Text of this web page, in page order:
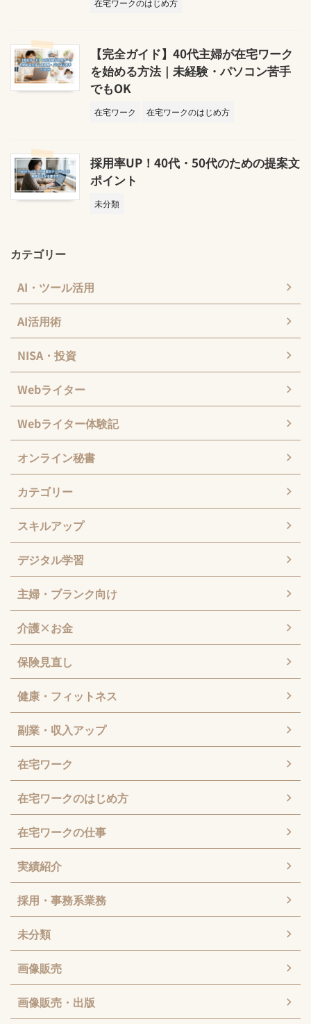
在宅ワークのはじめ方
【完全ガイド】40代主婦が在宅ワーク
を始める方法｜未経験・パソコン苦手
でもOK
在宅ワーク 在宅ワークのはじめ方
採用率UP！40代・50代のための提案文
ポイント
未分類
カテゴリー
AI・ツール活用
AI活用術
NISA・投資
Webライター
Webライター体験記
オンライン秘書
カテゴリー
スキルアップ
デジタル学習
主婦・ブランク向け
介護×お金
保険見直し
健康・フィットネス
副業・収入アップ
在宅ワーク
在宅ワークのはじめ方
在宅ワークの仕事
実績紹介
採用・事務系業務
未分類
画像販売
画像販売・出版